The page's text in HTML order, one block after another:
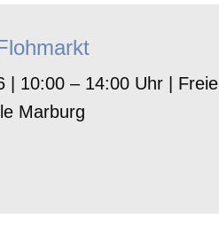
| 10:00 – 14:00 Uhr | Freie
Marburg